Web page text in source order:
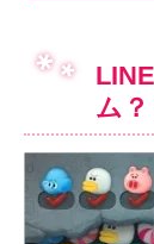
ム？